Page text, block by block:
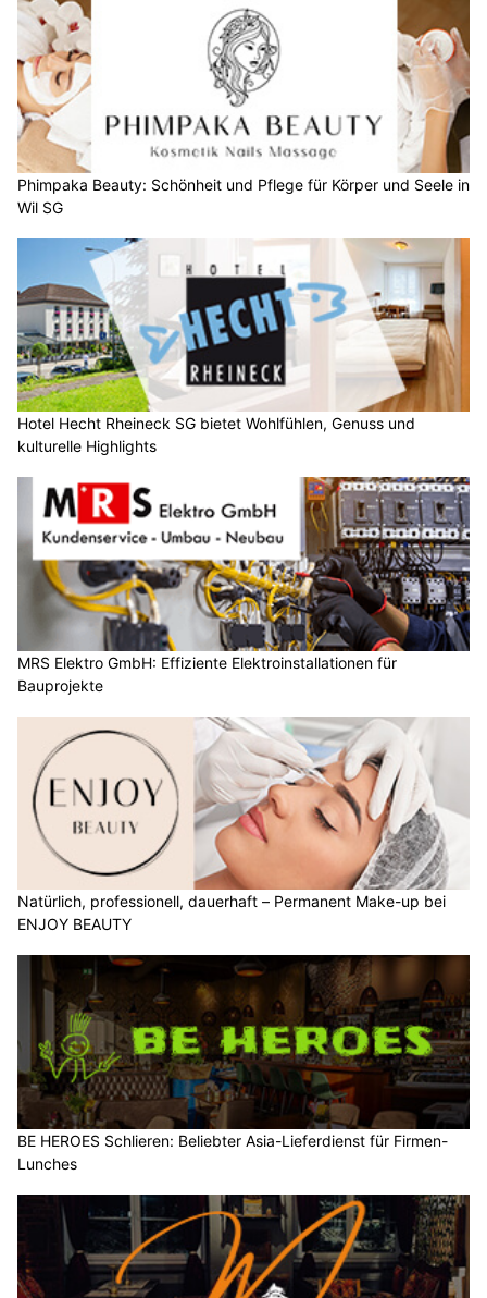
Phimpaka Beauty: Schönheit und Pflege für Körper und Seele in
Wil SG
Hotel Hecht Rheineck SG bietet Wohlfühlen, Genuss und
kulturelle Highlights
MRS Elektro GmbH: Effiziente Elektroinstallationen für
Bauprojekte
Natürlich, professionell, dauerhaft – Permanent Make-up bei
ENJOY BEAUTY
BE HEROES Schlieren: Beliebter Asia-Lieferdienst für Firmen-
Lunches